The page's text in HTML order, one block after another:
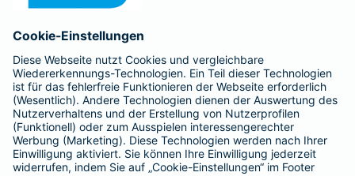
Barmenia ist Teil der BarmeniaGothaer
BELIEBTE SEITEN
Kranken-Zusatzversicherung
Tierversicherungen
Haftpflichtversicherung
Hausratversicherung